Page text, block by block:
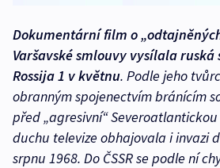
Dokumentární film o
Varšavské smlouvy vysílala
Rossija 1 v květnu. Podle jeho
obranným spojenectvím bránícím
před „agresivní“
duchu televize obhajovala i invazi
srpnu 1968. Do ČSSR se podle ní